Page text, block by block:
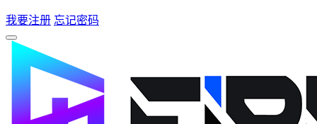
我要注册 忘记密码